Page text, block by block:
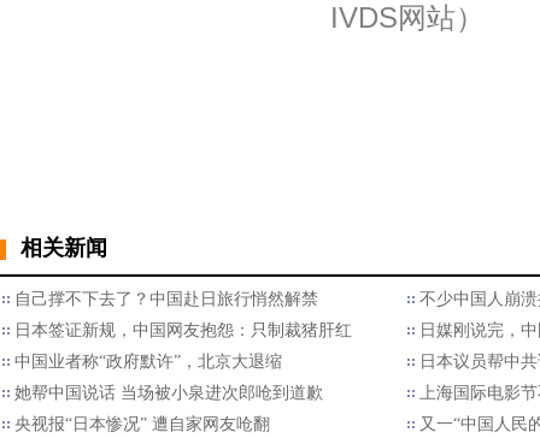
IVDS网站）
相关新闻
自己撑不下去了？中国赴日旅行悄然解禁
不少中国人崩
日本签证新规，中国网友抱怨：只制裁猪肝红
日媒刚说完，
中国业者称“政府默许”，北京大退缩
日本议员帮中
她帮中国说话 当场被小泉进次郎呛到道歉
上海国际电影
央视报“日本惨况” 遭自家网友呛翻
又一“中国人民